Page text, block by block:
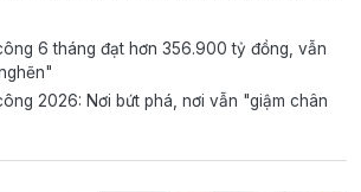
6 tháng đạt hơn 356.900 tỷ đồng, vẫn
2026: Nơi bứt phá, nơi vẫn "giậm chân